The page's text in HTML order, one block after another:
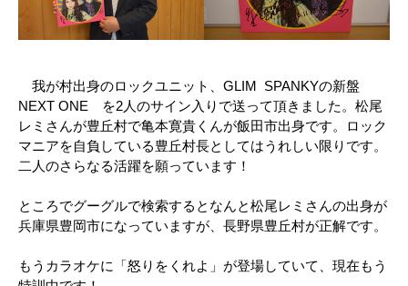
我が村出身のロックユニット、GLIM SPANKYの新盤
NEXT ONE を2人のサイン入りで送って頂きました。松尾
レミさんが豊丘村で亀本寛貴くんが飯田市出身です。ロック
マニアを自負している豊丘村長としてはうれしい限りです。
二人のさらなる活躍を願っています！
ところでグーグルで検索するとなんと松尾レミさんの出身が
兵庫県豊岡市になっていますが、長野県豊丘村が正解です。
もうカラオケに「怒りをくれよ」が登場していて、現在もう